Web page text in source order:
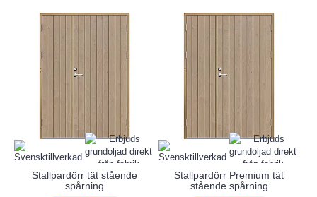
Stallpardörr tät stående
spårning
Stallpardörr Premium tät
stående spårning